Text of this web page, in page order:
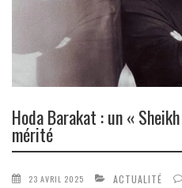
Hoda Barakat : un «
mérité
23 AVRIL 2025 ACTUALITÉ